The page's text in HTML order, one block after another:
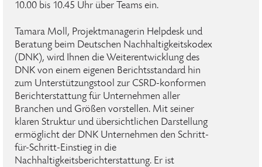
10.00 bis 10.45 Uhr über Teams ein.
Tamara Moll, Projektmanagerin Helpdesk und
Beratung beim Deutschen Nachhaltigkeitskodex
(DNK), wird Ihnen die Weiterentwicklung des
DNK von einem eigenen Berichtsstandard hin
zum Unterstützungstool zur CSRD-konformen
Berichterstattung für Unternehmen aller
Branchen und Größen vorstellen. Mit seiner
klaren Struktur und übersichtlichen Darstellung
ermöglicht der DNK Unternehmen den Schritt-
für-Schritt-Einstieg in die
Nachhaltigkeitsberichterstattung. Er ist